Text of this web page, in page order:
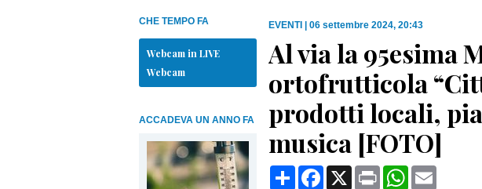
CHE TEMPO FA
Webcam in LIVE
Webcam
ACCADEVA UN ANNO FA
EVENTI 06 settembre 2024, 20:43
Al via la 95esima
ortofrutticola
prodotti locali,
musica [FOTO]
CondividiFacebook
X Print WhatsApp